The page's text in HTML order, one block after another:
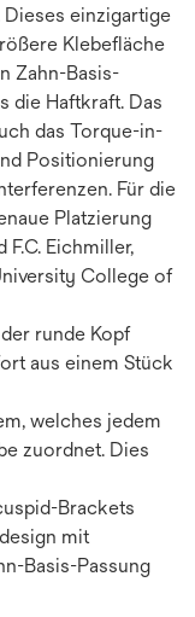
einzigartige
Klebefläche
Zahn-Basis-
die Haftkraft. Das
das Torque-in-
Positionierung
Für die
Platzierung
F.C. Eichmiller,
College of
runde Kopf
aus einem Stück
welches jedem
zuordnet. Dies
Brackets
mit
Basis-Passung